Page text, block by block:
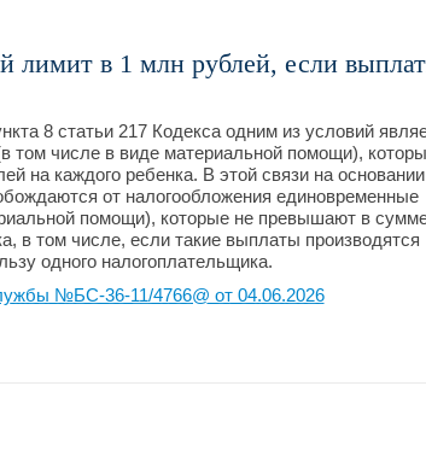
лимит в 1 млн рублей, если
8 статьи 217 Кодекса одним из условий
том числе в виде материальной помощи),
на каждого ребенка. В этой связи на
от налогообложения единовременные
помощи), которые не превышают в
в том числе, если такие выплаты производятся
одного налогоплательщика.
№БС-36-11/4766@ от 04.06.2026